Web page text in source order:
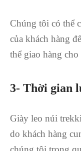
Chúng tôi có thể
của khách hàng
thể giao hàng
3- Thời gian
Giày leo núi
do khách hàng